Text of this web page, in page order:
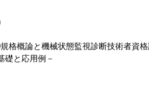
概論と機械状態監視診断技術者資
と応用例－